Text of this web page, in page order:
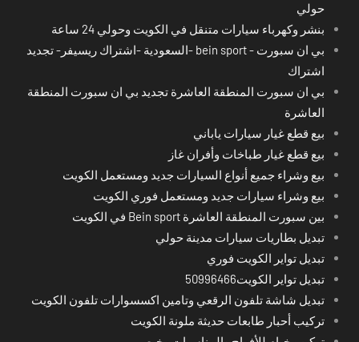
حولي
بنشر وكهرباء سيارات متنقل في الكويت وحولي 24 ساعة
بي ان سبورت - bein sport -السعودية -اشتراك ريسيفر- تجديد
اشتراك
بي ان سبورت المنطقة العاشرة تجديد بي ان سبورت المنطقة
العاشرة
بيع قطع غيار سيارات ياباني
بيع قطع غيار طباخات وأفران غاز
بيع وشراء جميع أنواع السيارات جديد ومستعمل الكويت
بيع وشراء سيارات جديد ومستعمل فوري الكويت
بين سبورت المنطقة العاشرة Bein sport في الكويت
تبديل بطاريات سيارات مدينة حولي
تبديل تواير الكويت فوري
تبديل تواير الكويت50996466
تبديل شاشة تلفون الرقعي وتامين اكسسوارات تلفون الكويت
تركيب أحبار طابعات حديثة ملونة الكويت